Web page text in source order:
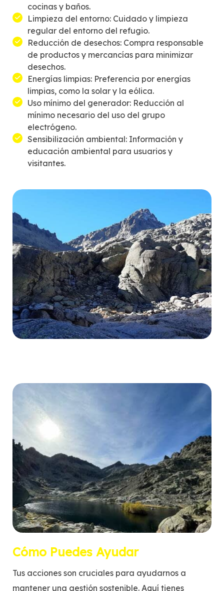
cocinas y baños.
Limpieza del entorno: Cuidado y limpieza
regular del entorno del refugio.
Reducción de desechos: Compra responsable
de productos y mercancías para minimizar
desechos.
Energías limpias: Preferencia por energías
limpias, como la solar y la eólica.
Uso mínimo del generador: Reducción al
mínimo necesario del uso del grupo
electrógeno.
Sensibilización ambiental: Información y
educación ambiental para usuarios y
visitantes.
Cómo Puedes Ayudar
Tus acciones son cruciales para ayudarnos a
mantener una gestión sostenible. Aquí tienes